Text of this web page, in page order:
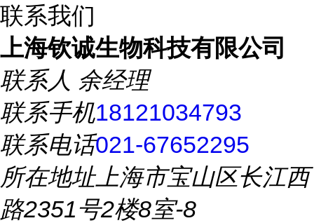
联系我们
上海钦诚生物科技有限公司
联系人 余经理
联系手机18121034793
联系电话021-67652295
所在地址上海市宝山区长江西
路2351号2楼8室-8